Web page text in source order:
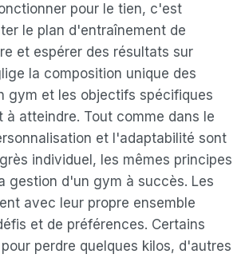
pour le tien, c'est
le plan d'entraînement de
et espérer des résultats sur
la composition unique des
gym et les objectifs spécifiques
à atteindre. Tout comme dans le
et l'adaptabilité sont
individuel, les mêmes principes
gestion d'un gym à succès. Les
avec leur propre ensemble
et de préférences. Certains
perdre quelques kilos, d'autres